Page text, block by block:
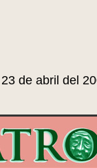
de abril del